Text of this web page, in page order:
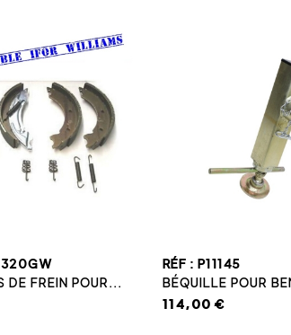
DE FREIN POUR...
RÉF : P11145
BÉQUILLE POUR
114,00 €